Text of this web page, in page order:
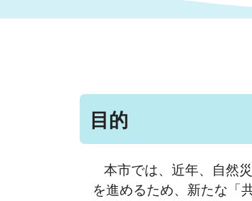
目的
本市では、近年、自然
を進めるため、新たな「